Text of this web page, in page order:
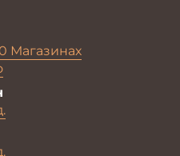
Магазинах